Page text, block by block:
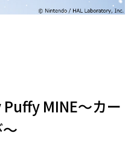
MINE～カー